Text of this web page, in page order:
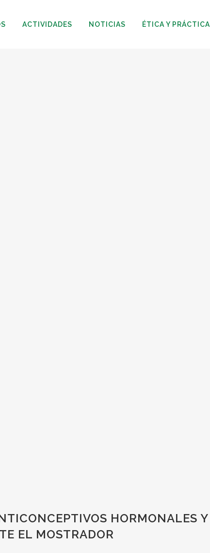
ACTIVIDADES NOTICIAS ÉTICA Y PRÁCTICA
HORMONALES Y
EL MOSTRADOR